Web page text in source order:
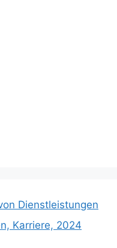
Dienstleistungen
Karriere, 2024